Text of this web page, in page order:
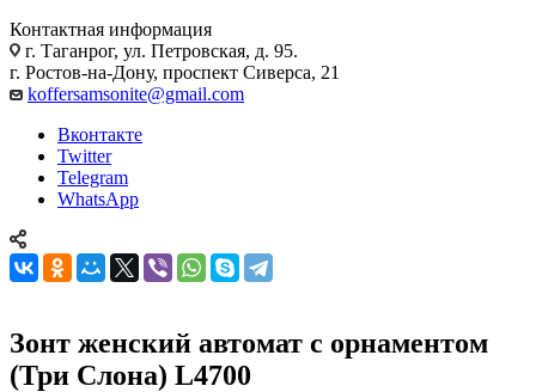
Контактная информация
г. Таганрог, ул. Петровская, д. 95.
г. Ростов-на-Дону, проспект Сиверса, 21
koffersamsonite@gmail.com
Вконтакте
Twitter
Telegram
WhatsApp
Зонт женский автомат с орнаментом
(Три Слона) L4700